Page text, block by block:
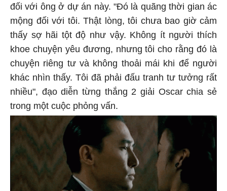
đối với ông ở dự án này. "Đó là quãng thời gian ác
mộng đối với tôi. Thật lòng, tôi chưa bao giờ cảm
thấy sợ hãi tột độ như vậy. Không ít người thích
khoe chuyện yêu đương, nhưng tôi cho rằng đó là
chuyện riêng tư và không thoải mái khi để người
khác nhìn thấy. Tôi đã phải đấu tranh tư tưởng rất
nhiều", đạo diễn từng thắng 2 giải Oscar chia sẻ
trong một cuộc phỏng vấn.